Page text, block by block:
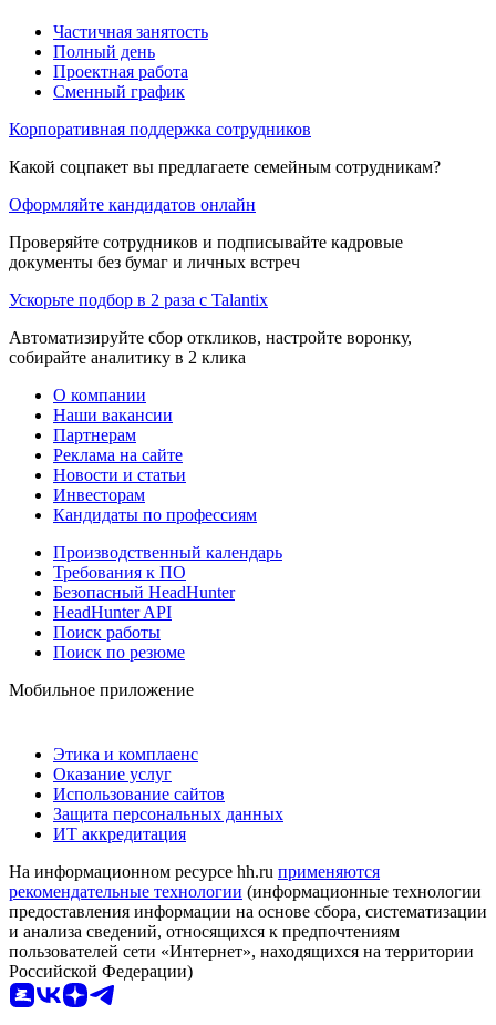
Частичная занятость
Полный день
Проектная работа
Сменный график
Корпоративная поддержка сотрудников
Какой соцпакет вы предлагаете семейным сотрудникам?
Оформляйте кандидатов онлайн
Проверяйте сотрудников и подписывайте кадровые
документы без бумаг и личных встреч
Ускорьте подбор в 2 раза с Talantix
Автоматизируйте сбор откликов, настройте воронку,
собирайте аналитику в 2 клика
О компании
Наши вакансии
Партнерам
Реклама на сайте
Новости и статьи
Инвесторам
Кандидаты по профессиям
Производственный календарь
Требования к ПО
Безопасный HeadHunter
HeadHunter API
Поиск работы
Поиск по резюме
Мобильное приложение
Этика и комплаенс
Оказание услуг
Использование сайтов
Защита персональных данных
ИТ аккредитация
На информационном ресурсе hh.ru применяются
рекомендательные технологии (информационные технологии
предоставления информации на основе сбора, систематизации
и анализа сведений, относящихся к предпочтениям
пользователей сети «Интернет», находящихся на территории
Российской Федерации)